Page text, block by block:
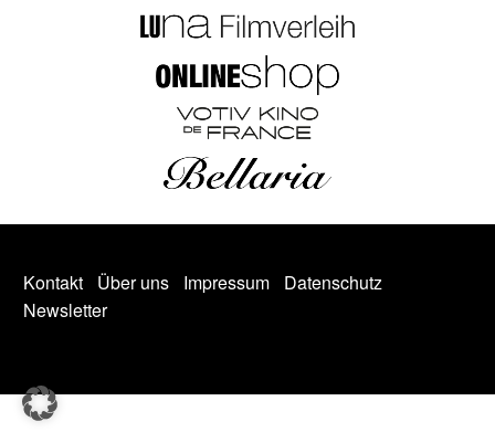
Kontakt Über uns Impressum
Datenschutz
Newsletter